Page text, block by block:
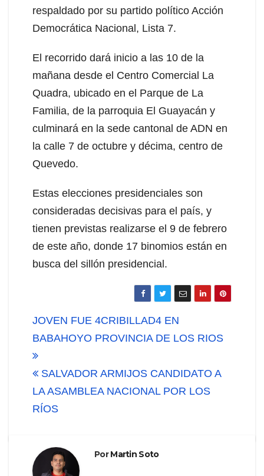
respaldado por su partido político Acción
Democrática Nacional, Lista 7.
El recorrido dará inicio a las 10 de la
mañana desde el Centro Comercial La
Quadra, ubicado en el Parque de La
Familia, de la parroquia El Guayacán y
culminará en la sede cantonal de ADN en
la calle 7 de octubre y décima, centro de
Quevedo.
Estas elecciones presidenciales son
consideradas decisivas para el país, y
tienen previstas realizarse el 9 de febrero
de este año, donde 17 binomios están en
busca del sillón presidencial.
Navegación
de
entradas
JOVEN FUE 4CRIBILLAD4 EN
BABAHOYO PROVINCIA DE LOS RIOS
SALVADOR ARMIJOS CANDIDATO A
LA ASAMBLEA NACIONAL POR LOS
RÍOS
PorMartin Soto